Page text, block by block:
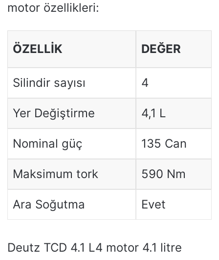
motor özellikleri:
ÖZELLIK DEĞER
Silindir sayısı 4
Yer Değiştirme 4,1 L
Nominal güç 135 Can
Maksimum tork 590 Nm
Ara Soğutma Evet
Deutz TCD 4.1 L4 motor 4.1 litre